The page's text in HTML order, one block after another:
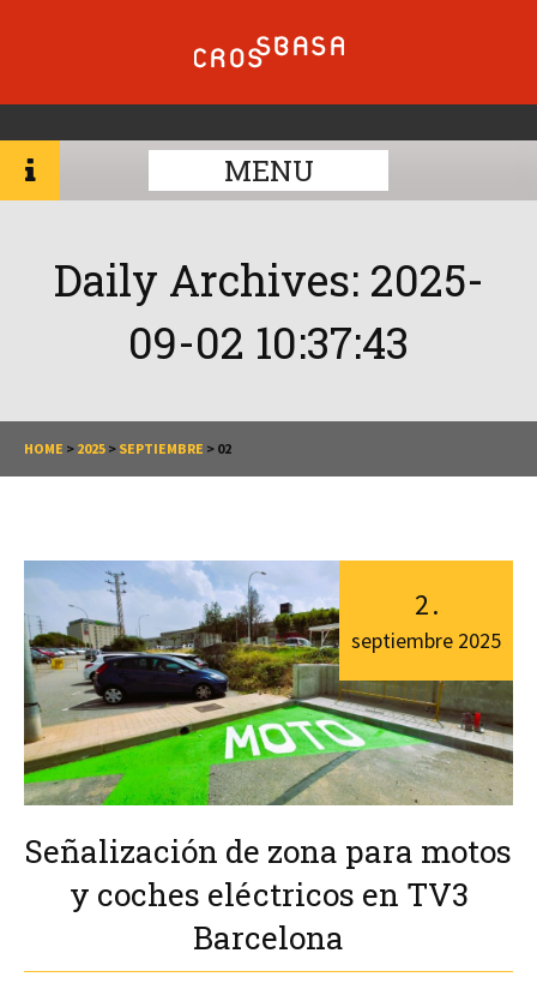
MENU
Daily Archives: 2025-
09-02 10:37:43
HOME > 2025 > SEPTIEMBRE > 02
Señalización de zona para motos
y coches eléctricos en TV3
Barcelona
2.
septiembre 2025